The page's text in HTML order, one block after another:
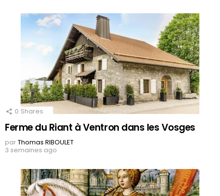
0 Shares
Ferme du Riant à Ventron dans les Vosges
parThomas RIBOULET
3 semaines ago